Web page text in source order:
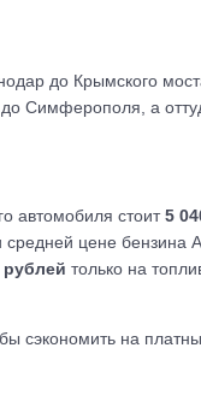
до Крымского
до Симферополя, а
автомобиля стоит5
средней цене бензина
рублей только на
на